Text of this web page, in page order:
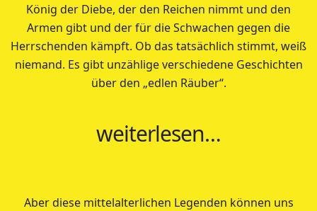
König der Diebe, der den Reichen nimmt und den
Armen gibt und der für die Schwachen gegen die
Herrschenden kämpft. Ob das tatsächlich stimmt, weiß
niemand. Es gibt unzählige verschiedene Geschichten
über den „edlen Räuber“.
weiterlesen…
Aber diese mittelalterlichen Legenden können uns